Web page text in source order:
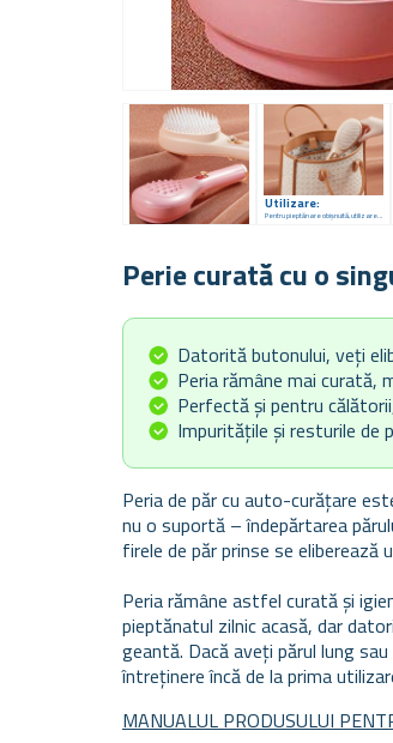
Utilizare:
Pentru pieptănare obișnuită, utilizare acasă și în călătorii
Perie curată cu o
Datorită butonului, veți
Peria rămâne mai curată,
Perfectă și pentru
Impuritățile și resturile de
Peria de păr cu auto-curățare
nu o suportă – îndepărtarea
firele de păr prinse se
Peria rămâne astfel curată și
pieptănatul zilnic acasă, dar
geantă. Dacă aveți părul lung
întreținere încă de la prima
MANUALUL PRODUSULUI